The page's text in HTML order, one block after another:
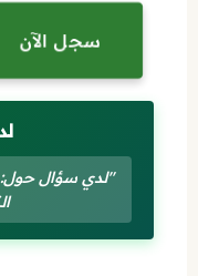
سجل الآن
"لدي سؤال حول: